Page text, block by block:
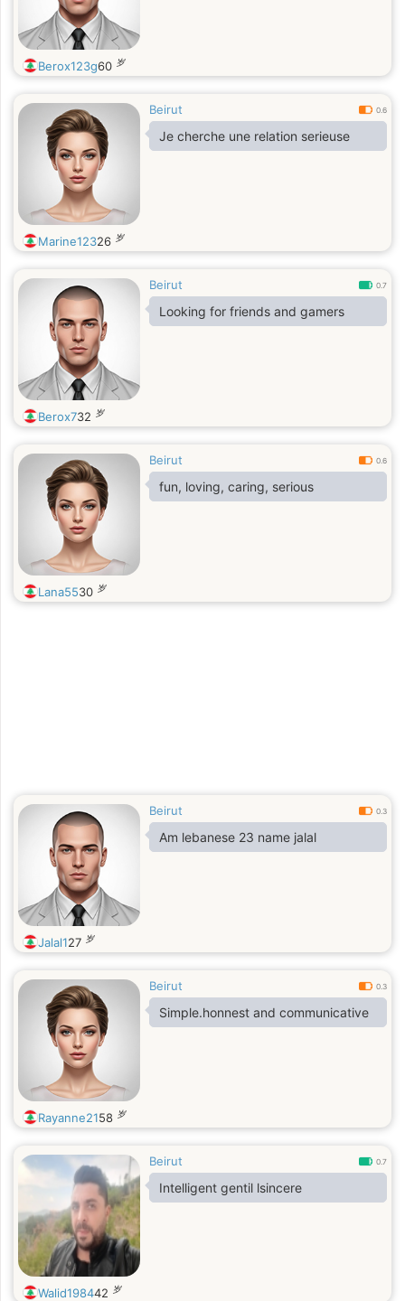
Berox123g60 岁
Beirut 0.6
Je cherche une relation serieuse
Marine12326 岁
Beirut 0.7
Looking for friends and gamers
Berox732 岁
Beirut 0.6
fun, loving, caring, serious
Lana5530 岁
Beirut 0.3
Am lebanese 23 name jalal
Jalal127 岁
Beirut 0.3
Simple.honnest and communicative
Rayanne2158 岁
Beirut 0.7
Intelligent gentil lsincere
Walid198442 岁